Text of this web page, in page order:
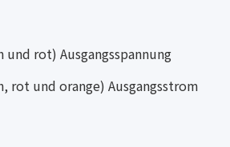
und rot) Ausgangsspannung
rot und orange) Ausgangsstrom